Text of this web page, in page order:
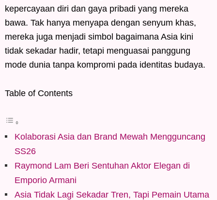
kepercayaan diri dan gaya pribadi yang mereka
bawa. Tak hanya menyapa dengan senyum khas,
mereka juga menjadi simbol bagaimana Asia kini
tidak sekadar hadir, tetapi menguasai panggung
mode dunia tanpa kompromi pada identitas budaya.
Table of Contents
Kolaborasi Asia dan Brand Mewah Mengguncang
SS26
Raymond Lam Beri Sentuhan Aktor Elegan di
Emporio Armani
Asia Tidak Lagi Sekadar Tren, Tapi Pemain Utama